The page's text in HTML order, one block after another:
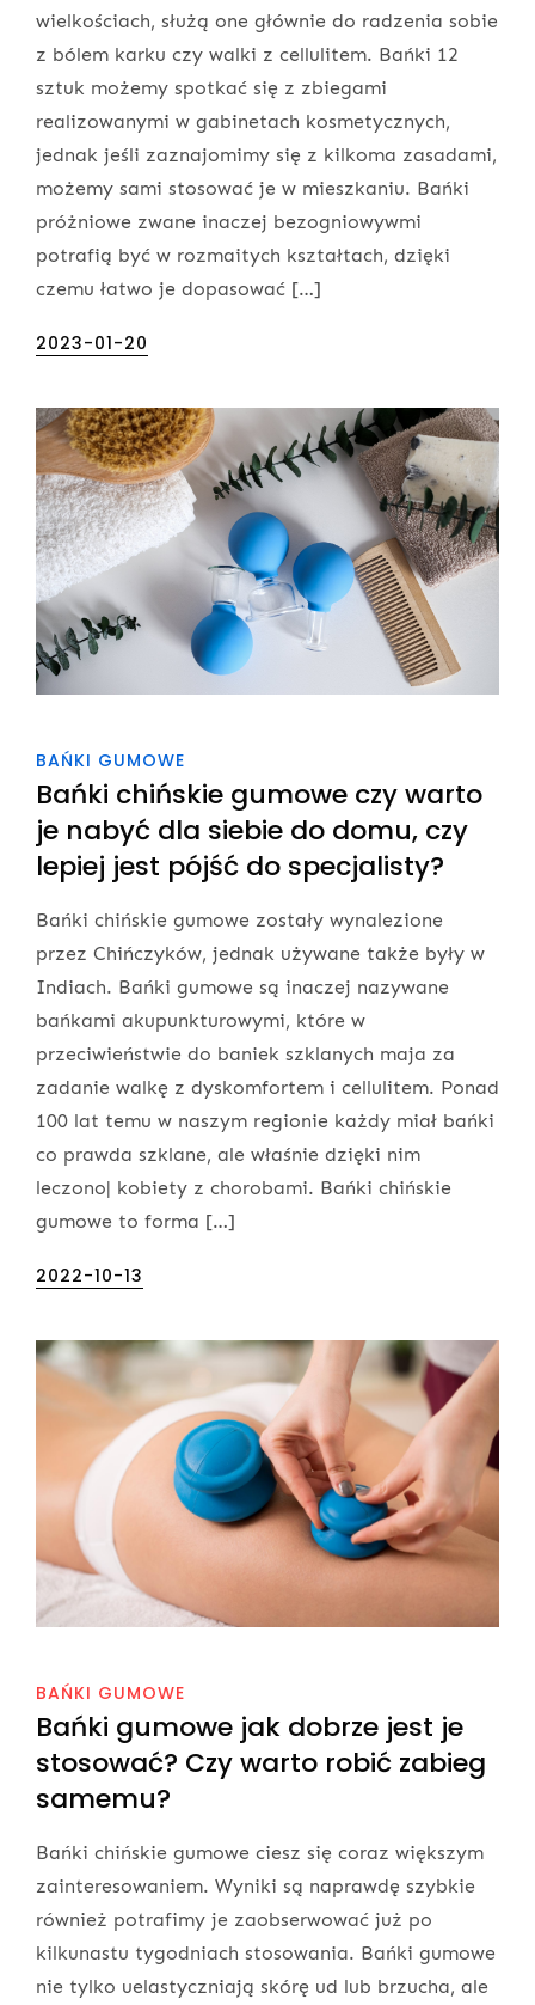
wielkościach, służą one głównie do radzenia sobie
z bólem karku czy walki z cellulitem. Bańki 12
sztuk możemy spotkać się z zbiegami
realizowanymi w gabinetach kosmetycznych,
jednak jeśli zaznajomimy się z kilkoma zasadami,
możemy sami stosować je w mieszkaniu. Bańki
próżniowe zwane inaczej bezogniowywmi
potrafią być w rozmaitych kształtach, dzięki
czemu łatwo je dopasować […]
Posted
2023-01-20
BAŃKI GUMOWE
Bańki chińskie gumowe czy warto
je nabyć dla siebie do domu, czy
lepiej jest pójść do specjalisty?
Bańki chińskie gumowe zostały wynalezione
przez Chińczyków, jednak używane także były w
Indiach. Bańki gumowe są inaczej nazywane
bańkami akupunkturowymi, które w
przeciwieństwie do baniek szklanych maja za
zadanie walkę z dyskomfortem i cellulitem. Ponad
100 lat temu w naszym regionie każdy miał bańki
co prawda szklane, ale właśnie dzięki nim
leczono| kobiety z chorobami. Bańki chińskie
gumowe to forma […]
Posted
2022-10-13
BAŃKI GUMOWE
Bańki gumowe jak dobrze jest je
stosować? Czy warto robić zabieg
samemu?
Bańki chińskie gumowe ciesz się coraz większym
zainteresowaniem. Wyniki są naprawdę szybkie
również potrafimy je zaobserwować już po
kilkunastu tygodniach stosowania. Bańki gumowe
nie tylko uelastyczniają skórę ud lub brzucha, ale